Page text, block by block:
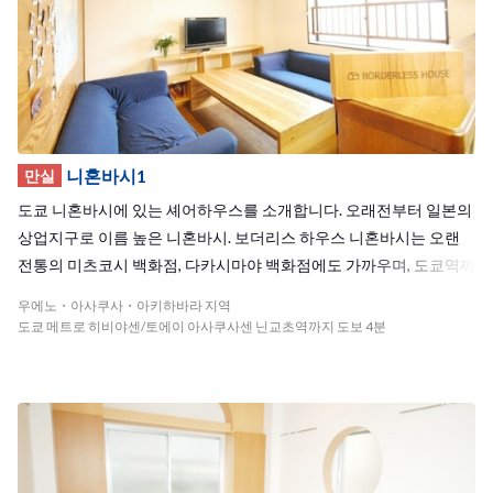
역 근처의 리쿠기엔(六義園)은 일본3대정원으로 유명하며, 봄에는 벚
꽃과 자양화를, 가을에는 단풍을 즐길 수 있어 하우스메이트들과 일
본의 사계절을 즐기기에는 안성맞춤! 혼코마고에 하우스에서 다국적
친구들과 둘도 없는 추억을 만들어 보세요! <span style="color:re
d;"> ※흡연자의 입주는 거절하고 있습니다. </span>
만실 니혼바시1
도쿄 니혼바시에 있는 셰어하우스를 소개합니다. 오래전부터 일본의
상업지구로 이름 높은 니혼바시. 보더리스 하우스 니혼바시는 오랜
전통의 미츠코시 백화점, 다카시마야 백화점에도 가까우며, 도쿄역까
함을 최대한으로 살린 가구가 있으며, 거실을 바라보는 구조의 주방,
밤이 되면 하우스 메이트 모두 모여 함께 밥을 먹으며 북적북적. 근처
역인 닌교쵸역에서는 히비야선, 도에이아사쿠사선을 이용 가능합니
다. 도심은 물론, 관광지로 유명한 아사쿠사에도 전철로 6분이면 갈
수 있습니다. 도쿄의 한 가운데에서 즐기는 셰어하우스 생활은 어떠
우에노・아사쿠사・아키하바라 지역
도쿄 메트로 히비야센/토에이 아사쿠사센 닌교초역까지 도보 4분